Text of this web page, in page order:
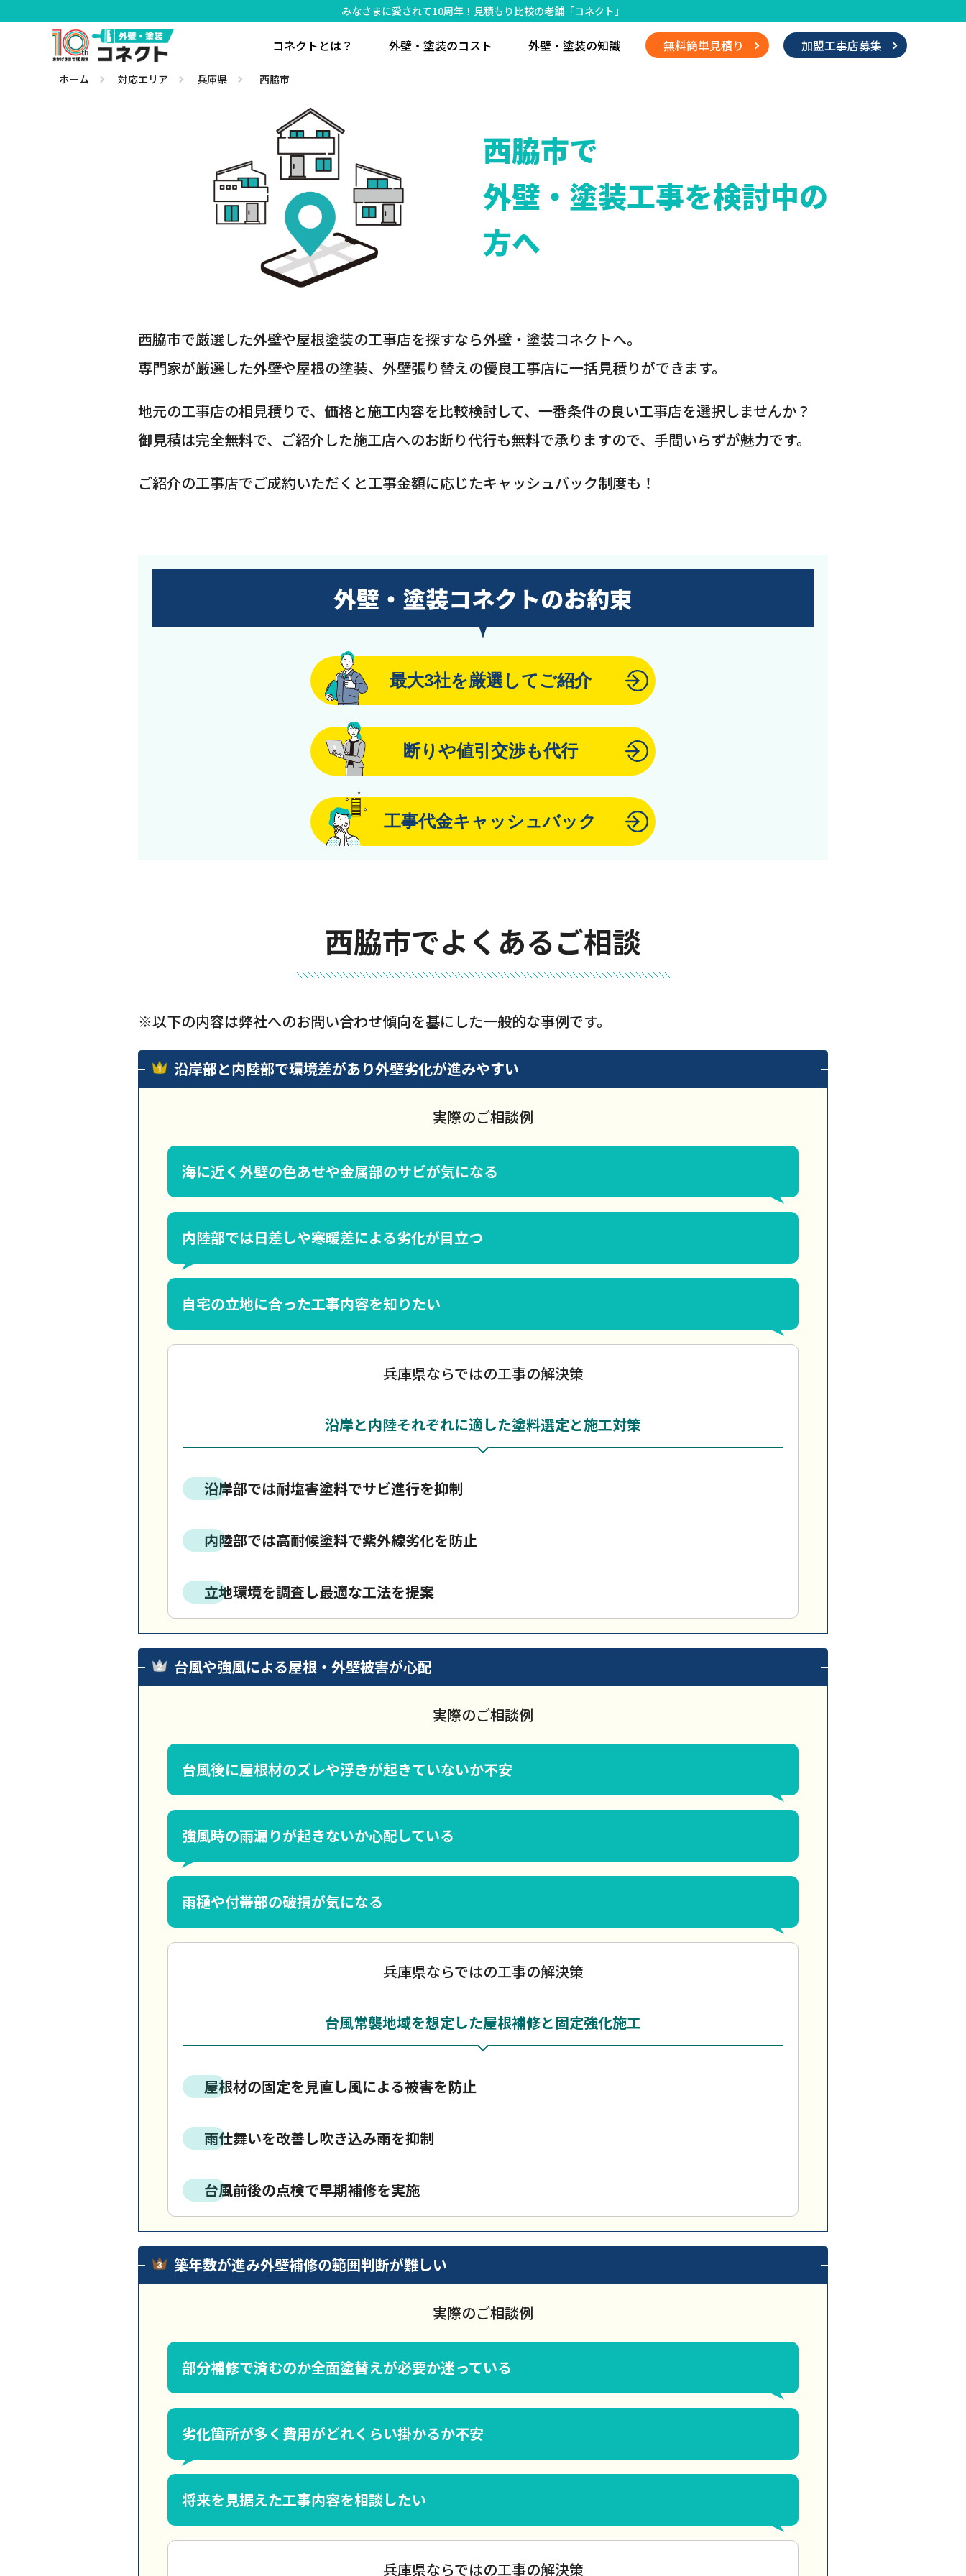
みなさまに愛されて10周年！見積もり比較の老舗「コネクト」
コネクトとは？ 外壁・塗装のコスト 外壁・塗装の知識 無料簡単見積り 加盟工事店募集
ホーム 対応エリア 兵庫県 西脇市
西脇市で
外壁・塗装工事を検討中の
方へ
西脇市で厳選した外壁や屋根塗装の工事店を探すなら外壁・塗装コネクトへ。
専門家が厳選した外壁や屋根の塗装、外壁張り替えの優良工事店に一括見積りができます。
地元の工事店の相見積りで、価格と施工内容を比較検討して、一番条件の良い工事店を選択しませんか？
御見積は完全無料で、ご紹介した施工店へのお断り代行も無料で承りますので、手間いらずが魅力です。
ご紹介の工事店でご成約いただくと工事金額に応じたキャッシュバック制度も！
外壁・塗装コネクトのお約束
最大3社を厳選してご紹介
断りや値引交渉も代行
工事代金キャッシュバック
西脇市でよくあるご相談
※以下の内容は弊社へのお問い合わせ傾向を基にした一般的な事例です。
沿岸部と内陸部で環境差があり外壁劣化が進みやすい
実際のご相談例
海に近く外壁の色あせや金属部のサビが気になる
内陸部では日差しや寒暖差による劣化が目立つ
自宅の立地に合った工事内容を知りたい
兵庫県ならではの工事の解決策
沿岸と内陸それぞれに適した塗料選定と施工対策
沿岸部では耐塩害塗料でサビ進行を抑制
内陸部では高耐候塗料で紫外線劣化を防止
立地環境を調査し最適な工法を提案
台風や強風による屋根・外壁被害が心配
実際のご相談例
台風後に屋根材のズレや浮きが起きていないか不安
強風時の雨漏りが起きないか心配している
雨樋や付帯部の破損が気になる
兵庫県ならではの工事の解決策
台風常襲地域を想定した屋根補修と固定強化施工
屋根材の固定を見直し風による被害を防止
雨仕舞いを改善し吹き込み雨を抑制
台風前後の点検で早期補修を実施
築年数が進み外壁補修の範囲判断が難しい
実際のご相談例
部分補修で済むのか全面塗替えが必要か迷っている
劣化箇所が多く費用がどれくらい掛かるか不安
将来を見据えた工事内容を相談したい
兵庫県ならではの工事の解決策